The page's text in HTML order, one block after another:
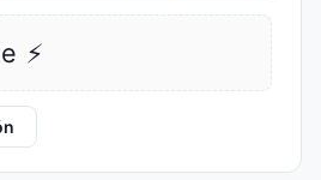
⚡